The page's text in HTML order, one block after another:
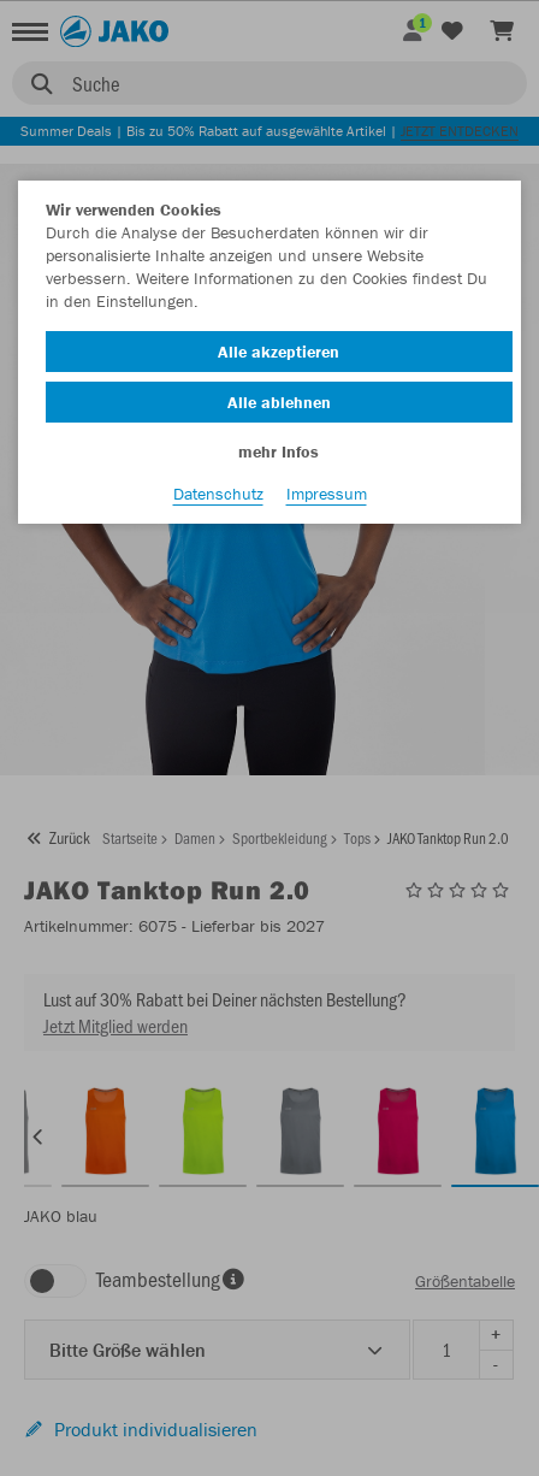
Suche
1
Summer Deals | Bis zu 50% Rabatt auf ausgewählte Artikel | JETZT ENTDECKEN
Zurück Startseite Damen Sportbekleidung Tops JAKO Tanktop Run 2.0
JAKO Tanktop Run 2.0
Artikelnummer: 6075 - Lieferbar bis 2027
Lust auf 30% Rabatt bei Deiner nächsten Bestellung?
Jetzt Mitglied werden
JAKO blau
Teambestellung Größentabelle
Bitte Größe wählen
+
-
Produkt individualisieren
Wir verwenden Cookies
Durch die Analyse der Besucherdaten können wir dir
personalisierte Inhalte anzeigen und unsere Website
verbessern. Weitere Informationen zu den Cookies findest Du
in den Einstellungen.
Alle akzeptieren
Alle ablehnen
mehr Infos
Datenschutz
Impressum